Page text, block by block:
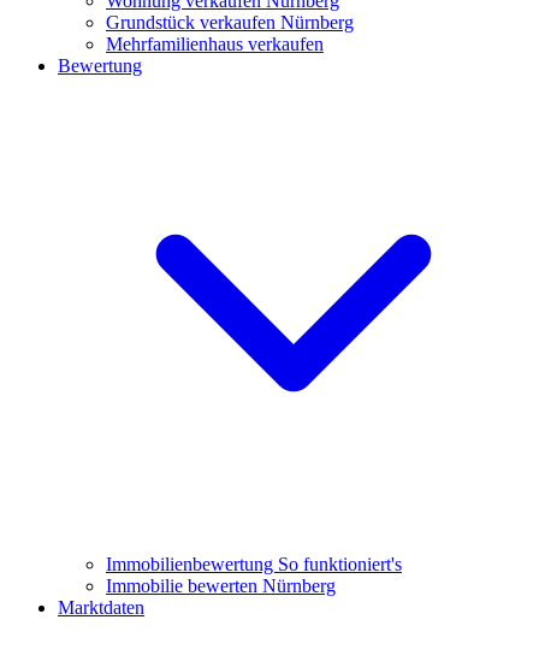
Grundstück verkaufen Nürnberg
Mehrfamilienhaus verkaufen
Bewertung
Immobilienbewertung So funktioniert's
Immobilie bewerten Nürnberg
Marktdaten